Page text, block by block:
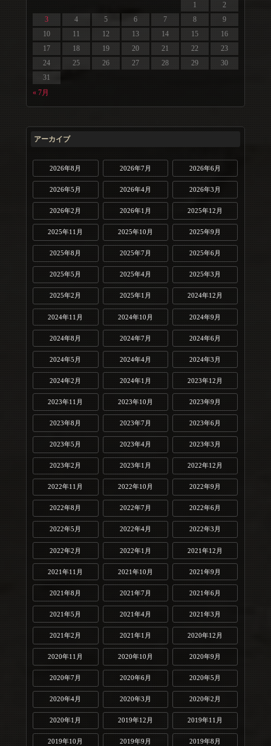
« 7月
1
2
3
4 5 6 7 8
9
10
11 12 13 14 15
16
17
18 19 20 21 22
23
24
25 26 27 28 29
30
31
アーカイブ
2026年8月 2026年7月 2026年6月
2026年5月 2026年4月 2026年3月
2026年2月 2026年1月 2025年12月
2025年11月 2025年10月 2025年9月
2025年8月 2025年7月 2025年6月
2025年5月 2025年4月 2025年3月
2025年2月 2025年1月 2024年12月
2024年11月 2024年10月 2024年9月
2024年8月 2024年7月 2024年6月
2024年5月 2024年4月 2024年3月
2024年2月 2024年1月 2023年12月
2023年11月 2023年10月 2023年9月
2023年8月 2023年7月 2023年6月
2023年5月 2023年4月 2023年3月
2023年2月 2023年1月 2022年12月
2022年11月 2022年10月 2022年9月
2022年8月 2022年7月 2022年6月
2022年5月 2022年4月 2022年3月
2022年2月 2022年1月 2021年12月
2021年11月 2021年10月 2021年9月
2021年8月 2021年7月 2021年6月
2021年5月 2021年4月 2021年3月
2021年2月 2021年1月 2020年12月
2020年11月 2020年10月 2020年9月
2020年7月 2020年6月 2020年5月
2020年4月 2020年3月 2020年2月
2020年1月 2019年12月 2019年11月
2019年10月 2019年9月 2019年8月